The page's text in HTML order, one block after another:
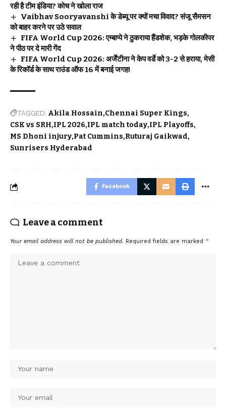
रही है टीम इंडिया? कोच ने खोला राज
Vaibhav Sooryavanshi के डेब्यू पर क्यों मचा विवाद? संजू सैमसन
को बाहर करने पर उठे सवाल
FIFA World Cup 2026: एम्बाप्पे ने ठुकराया हैंडशेक, भड़के गोलकीपर
ने पीठ पर दे मारी गेंद
FIFA World Cup 2026: अर्जेंटीना ने केप वर्डे को 3-2 से हराया, मेसी
के रिकॉर्ड के साथ राउंड ऑफ 16 में बनाई जगह!
TAGGED: Akila Hossain Chennai Super Kings
CSK vs SRH IPL 2026 IPL match today IPL Playoffs
MS Dhoni injury Pat Cummins Ruturaj Gaikwad
Sunrisers Hyderabad
Facebook
Leave a comment
Your email address will not be published. Required fields are marked *